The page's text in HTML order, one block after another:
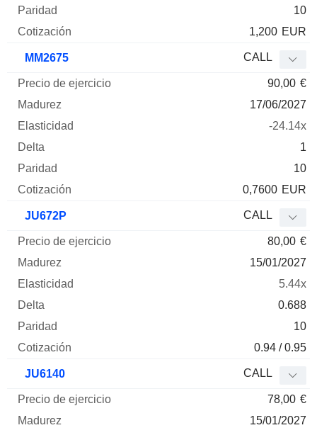
10
1,200 EUR
MM2675 CALL
90,00 €
17/06/2027
-24.14x
1
10
0,7600 EUR
JU672P CALL
80,00 €
15/01/2027
5.44x
0.688
10
0.94 / 0.95
JU6140 CALL
78,00 €
15/01/2027